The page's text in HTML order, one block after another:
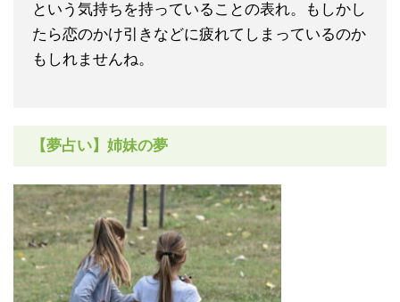
という気持ちを持っていることの表れ。もしかし
たら恋のかけ引きなどに疲れてしまっているのか
もしれませんね。
【夢占い】姉妹の夢